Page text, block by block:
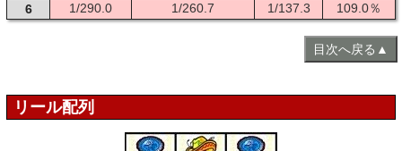
6
1/290.0 1/260.7 1/137.3 109.0％
目次へ戻る▲
リール配列